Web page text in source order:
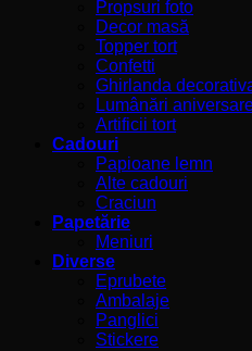
Propsuri foto
Decor masă
Topper tort
Confetti
Ghirlanda
Lumânări
Artificii tort
Cadouri
Papioane lemn
Alte cadouri
Craciun
Papetărie
Meniuri
Diverse
Eprubete
Ambalaje
Panglici
Stickere